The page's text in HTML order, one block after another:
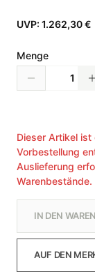
UVP: 1.262,30 €
Menge
Dieser Artikel
Vorbestellung
Auslieferung
Warenbestände.
IN DEN
AUF DEN